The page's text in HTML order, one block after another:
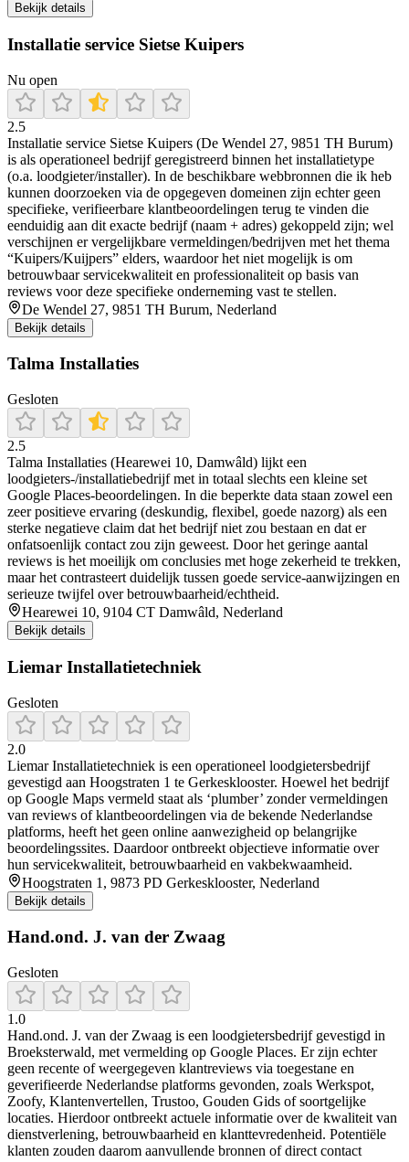
Bekijk details
Installatie service Sietse Kuipers
Nu open
2.5
Installatie service Sietse Kuipers (De Wendel 27, 9851 TH Burum)
is als operationeel bedrijf geregistreerd binnen het installatietype
(o.a. loodgieter/installer). In de beschikbare webbronnen die ik heb
kunnen doorzoeken via de opgegeven domeinen zijn echter geen
specifieke, verifieerbare klantbeoordelingen terug te vinden die
eenduidig aan dit exacte bedrijf (naam + adres) gekoppeld zijn; wel
verschijnen er vergelijkbare vermeldingen/bedrijven met het thema
“Kuipers/Kuijpers” elders, waardoor het niet mogelijk is om
betrouwbaar servicekwaliteit en professionaliteit op basis van
reviews voor deze specifieke onderneming vast te stellen.
De Wendel 27, 9851 TH Burum, Nederland
Bekijk details
Talma Installaties
Gesloten
2.5
Talma Installaties (Hearewei 10, Damwâld) lijkt een
loodgieters-/installatiebedrijf met in totaal slechts een kleine set
Google Places-beoordelingen. In die beperkte data staan zowel een
zeer positieve ervaring (deskundig, flexibel, goede nazorg) als een
sterke negatieve claim dat het bedrijf niet zou bestaan en dat er
onfatsoenlijk contact zou zijn geweest. Door het geringe aantal
reviews is het moeilijk om conclusies met hoge zekerheid te trekken,
maar het contrasteert duidelijk tussen goede service-aanwijzingen en
serieuze twijfel over betrouwbaarheid/echtheid.
Hearewei 10, 9104 CT Damwâld, Nederland
Bekijk details
Liemar Installatietechniek
Gesloten
2.0
Liemar Installatietechniek is een operationeel loodgietersbedrijf
gevestigd aan Hoogstraten 1 te Gerkesklooster. Hoewel het bedrijf
op Google Maps vermeld staat als ‘plumber’ zonder vermeldingen
van reviews of klantbeoordelingen via de bekende Nederlandse
platforms, heeft het geen online aanwezigheid op belangrijke
beoordelingssites. Daardoor ontbreekt objectieve informatie over
hun servicekwaliteit, betrouwbaarheid en vakbekwaamheid.
Hoogstraten 1, 9873 PD Gerkesklooster, Nederland
Bekijk details
Hand.ond. J. van der Zwaag
Gesloten
1.0
Hand.ond. J. van der Zwaag is een loodgietersbedrijf gevestigd in
Broeksterwald, met vermelding op Google Places. Er zijn echter
geen recente of weergegeven klantreviews via toegestane en
geverifieerde Nederlandse platforms gevonden, zoals Werkspot,
Zoofy, Klantenvertellen, Trustoo, Gouden Gids of soortgelijke
locaties. Hierdoor ontbreekt actuele informatie over de kwaliteit van
dienstverlening, betrouwbaarheid en klanttevredenheid. Potentiële
klanten zouden daarom aanvullende bronnen of direct contact